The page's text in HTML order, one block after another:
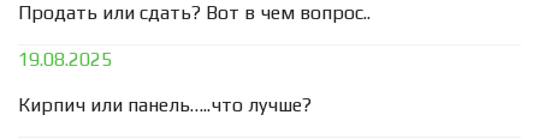
Продать или сдать? Вот в чем вопрос..
19.08.2025
Кирпич или панель…..что лучше?